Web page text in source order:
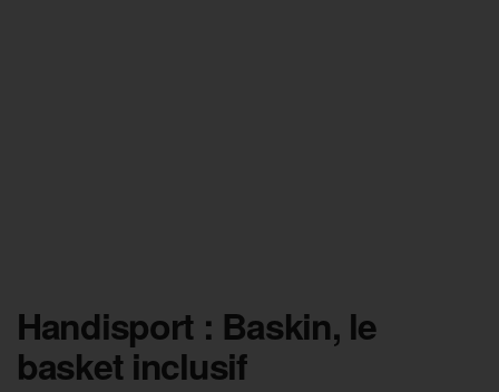
Handisport : Baskin, le
basket inclusif